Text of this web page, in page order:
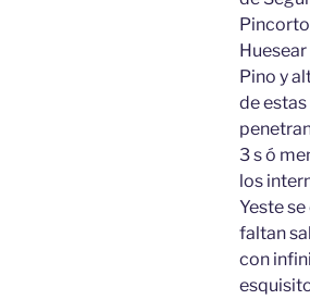
Pino y
de
3 s ó
los
Yeste
faltan
con